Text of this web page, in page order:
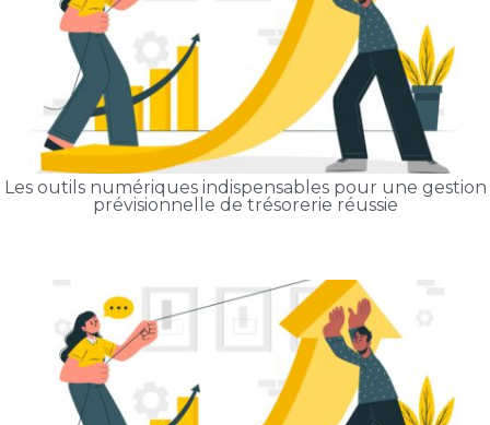
Les outils numériques indispensables pour une gestion
prévisionnelle de trésorerie réussie